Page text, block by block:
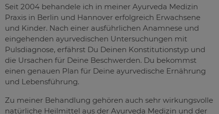
Seit 2004 behandele ich in meiner Ayurveda Medizin
Praxis in Berlin und Hannover erfolgreich Erwachsene
und Kinder. Nach einer ausführlichen Anamnese und
eingehenden ayurvedischen Untersuchungen mit
Pulsdiagnose, erfährst Du Deinen Konstitutionstyp und
die Ursachen für Deine Beschwerden. Du bekommst
einen genauen Plan für Deine ayurvedische Ernährung
und Lebensführung.
Zu meiner Behandlung gehören auch sehr wirkungsvolle
natürliche Heilmittel aus der Ayurveda Medizin und der